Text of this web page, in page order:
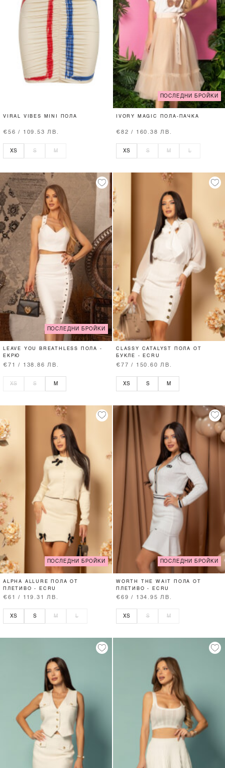
VIRAL VIBES MINI ПОЛА
€56 / 109.53 ЛВ.
XS S M
ПОСЛЕДНИ БРОЙКИ
IVORY MAGIC ПОЛА-ПАЧКА
€82 / 160.38 ЛВ.
XS S M L
ПОСЛЕДНИ БРОЙКИ
LEAVE YOU BREATHLESS ПОЛА -
ЕКРЮ
€71 / 138.86 ЛВ.
XS S M
CLASSY CATALYST ПОЛА ОТ
БУКЛЕ - ECRU
€77 / 150.60 ЛВ.
XS S M
ПОСЛЕДНИ БРОЙКИ
ALPHA ALLURE ПОЛА ОТ
ПЛЕТИВО - ECRU
€61 / 119.31 ЛВ.
XS S M L
ПОСЛЕДНИ БРОЙКИ
WORTH THE WAIT ПОЛА ОТ
ПЛЕТИВО - ECRU
€69 / 134.95 ЛВ.
XS S M